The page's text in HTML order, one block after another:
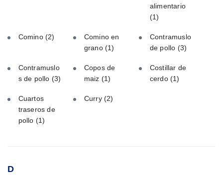
alimentario
(1)
Comino (2)
Comino en
grano (1)
Contramuslo
de pollo (3)
Contramuslo
s de pollo (3)
Copos de
maiz (1)
Costillar de
cerdo(1)
Cuartos
traseros de
pollo (1)
Curry (2)
D